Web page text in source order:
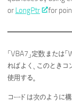
or LongPtr for
「VBA7」定数または
ればよく、このとき
使用する。
コードは次のように構